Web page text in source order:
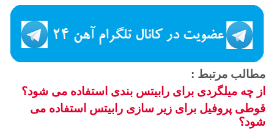
مطالب مرتبط :
از چه میلگردی برای رابیتس بندی استفاده می شود؟
قوطی پروفیل برای زیر سازی رابیتس استفاده می
شود؟